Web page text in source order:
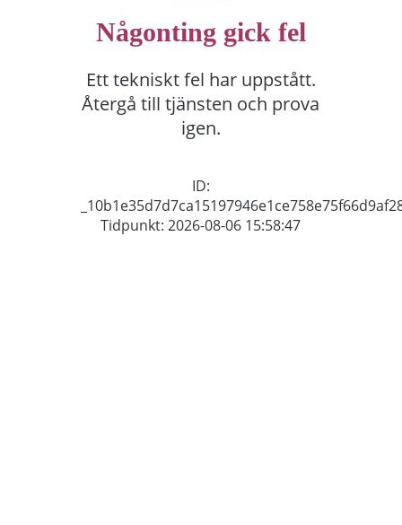
Någonting gick fel
Ett tekniskt fel har uppstått.
Återgå till tjänsten och prova
igen.
ID:
Tidpunkt: 2026-08-06 15:58:47